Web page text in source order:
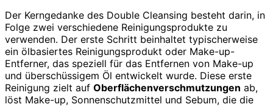
Der Kerngedanke des Double Cleansing besteht darin, in
Folge zwei verschiedene Reinigungsprodukte zu
verwenden. Der erste Schritt beinhaltet typischerweise
ein ölbasiertes Reinigungsprodukt oder Make-up-
Entferner, das speziell für das Entfernen von Make-up
und überschüssigem Öl entwickelt wurde. Diese erste
Reinigung zielt auf Oberflächenverschmutzungen ab,
löst Make-up, Sonnenschutzmittel und Sebum, die die